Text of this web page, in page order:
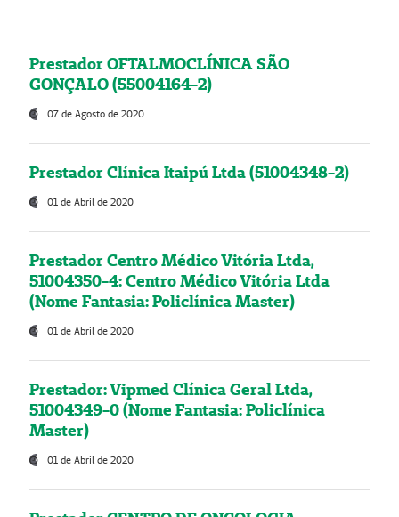
Prestador OFTALMOCLÍNICA SÃO
GONÇALO (55004164-2)
07 de Agosto de 2020
Prestador Clínica Itaipú Ltda (51004348-2)
01 de Abril de 2020
Prestador Centro Médico Vitória Ltda,
51004350-4: Centro Médico Vitória Ltda
(Nome Fantasia: Policlínica Master)
01 de Abril de 2020
Prestador: Vipmed Clínica Geral Ltda,
51004349-0 (Nome Fantasia: Policlínica
Master)
01 de Abril de 2020